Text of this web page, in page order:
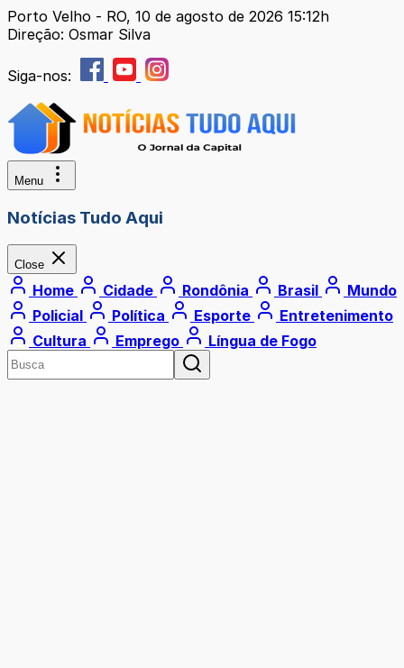
Porto Velho - RO, 10 de agosto de 2026 15:12h
Direção: Osmar Silva
Siga-nos:
Menu
Notícias Tudo Aqui
Close
Home Cidade Rondônia Brasil
Mundo
Policial
Política Esporte
Entretenimento
Cultura
Emprego Língua de Fogo